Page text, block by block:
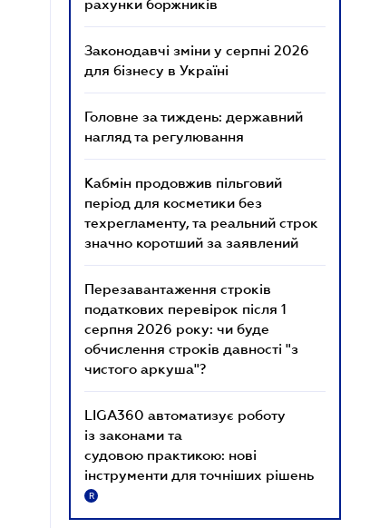
рахунки боржників
Законодавчі зміни у серпні 2026
для бізнесу в Україні
Головне за тиждень: державний
нагляд та регулювання
Кабмін продовжив пільговий
період для косметики без
техрегламенту, та реальний строк
значно коротший за заявлений
Перезавантаження строків
податкових перевірок після 1
серпня 2026 року: чи буде
обчислення строків давності "з
чистого аркуша"?
LIGA360 автоматизує роботу
із законами та
судовою практикою: нові
інструменти для точніших рішень
R